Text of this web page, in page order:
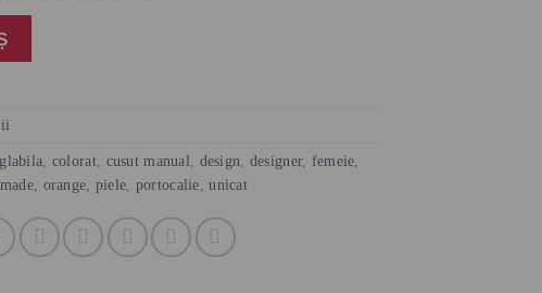
colorat, cusut manual design designer, femeie
, orange piele portocalie ,unicat